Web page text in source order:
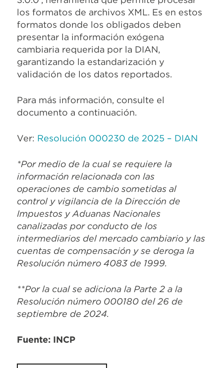
los formatos de archivos XML. Es en estos
formatos donde los obligados deben
presentar la información exógena
cambiaria requerida por la DIAN,
garantizando la estandarización y
validación de los datos reportados.
Para más información, consulte el
documento a continuación.
Ver: Resolución 000230 de 2025 – DIAN
*Por medio de la cual se requiere la
información relacionada con las
operaciones de cambio sometidas al
control y vigilancia de la Dirección de
Impuestos y Aduanas Nacionales
canalizadas por conducto de los
intermediarios del mercado cambiario y las
cuentas de compensación y se deroga la
Resolución número 4083 de 1999.
**Por la cual se adiciona la Parte 2 a la
Resolución número 000180 del 26 de
septiembre de 2024.
Fuente: INCP